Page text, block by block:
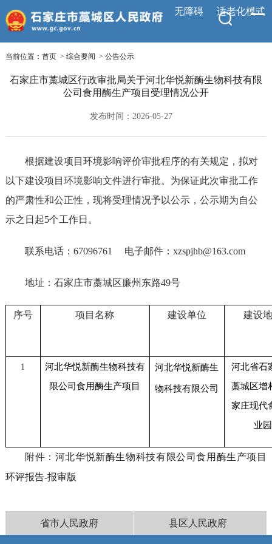
无障碍 适老化模式
当前位置： 首页> 综合要闻 > 公告公示
石家庄市藁城区行政审批局关于河北华悦新酶生物科技有限
公司食用酶生产项目受理情况公开
发布时间：2026-05-27
根据建设项目环境影响评价审批程序的有关规定，拟对
以下建设项目环境影响文件进行审批。为保证此次审批工作
的严肃性和公正性，现将受理情况予以公示，公示期为自公
示之日起5个工作日。
联系电话： 67096761 电子邮件： xzspjhb@163.com
地址：石家庄市藁城区廉州东路49号
序号 项目名称 建设单位 建设
1
河北华悦新酶生物科技有
限公司食用酶生产项目
河北华悦新酶生
物科技有限公司
河北省石
藁城区增
家庄现代
业园
附件： 河北华悦新酶生物科技有限公司食用酶生产项目
环评报告-报审版
省市人民政府 县区人民政府